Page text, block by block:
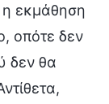
η εκμάθηση
οπότε δεν
δεν θα